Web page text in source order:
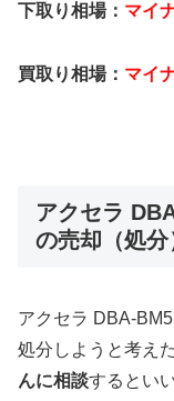
下取り相場： マイ
買取り相場： マイ
アクセラ
の売却（処分
アクセラ DBA-
処分しようと考え
んに相談するとい